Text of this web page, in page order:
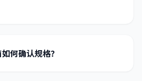
何确认规格？